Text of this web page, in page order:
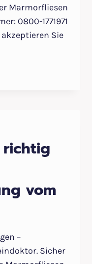
Marmorfliesen
0800-1771971
Sie
richtig
vom
–
Sicher